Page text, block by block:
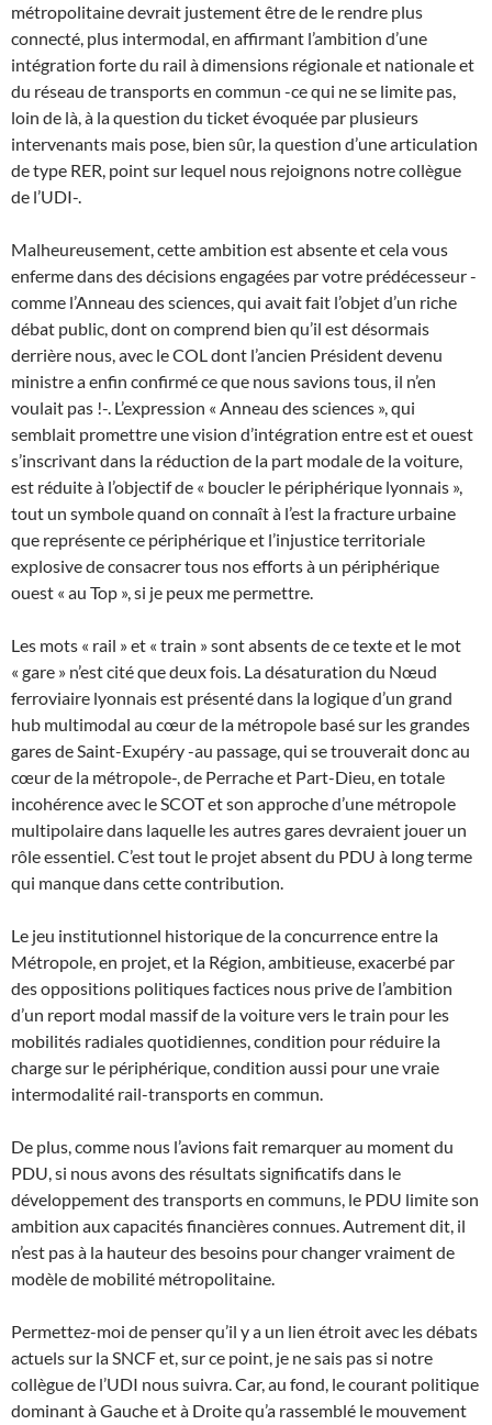
métropolitaine devrait justement être de le rendre plus
connecté, plus intermodal, en affirmant l’ambition d’une
intégration forte du rail à dimensions régionale et nationale et
du réseau de transports en commun -ce qui ne se limite pas,
loin de là, à la question du ticket évoquée par plusieurs
intervenants mais pose, bien sûr, la question d’une articulation
de type RER, point sur lequel nous rejoignons notre collègue
de l’UDI-.
Malheureusement, cette ambition est absente et cela vous
enferme dans des décisions engagées par votre prédécesseur -
comme l’Anneau des sciences, qui avait fait l’objet d’un riche
débat public, dont on comprend bien qu’il est désormais
derrière nous, avec le COL dont l’ancien Président devenu
ministre a enfin confirmé ce que nous savions tous, il n’en
voulait pas !-. L’expression « Anneau des sciences », qui
semblait promettre une vision d’intégration entre est et ouest
s’inscrivant dans la réduction de la part modale de la voiture,
est réduite à l’objectif de « boucler le périphérique lyonnais »,
tout un symbole quand on connaît à l’est la fracture urbaine
que représente ce périphérique et l’injustice territoriale
explosive de consacrer tous nos efforts à un périphérique
ouest « au Top », si je peux me permettre.
Les mots « rail » et « train » sont absents de ce texte et le mot
« gare » n’est cité que deux fois. La désaturation du Nœud
ferroviaire lyonnais est présenté dans la logique d’un grand
hub multimodal au cœur de la métropole basé sur les grandes
gares de Saint-Exupéry -au passage, qui se trouverait donc au
cœur de la métropole-, de Perrache et Part-Dieu, en totale
incohérence avec le SCOT et son approche d’une métropole
multipolaire dans laquelle les autres gares devraient jouer un
rôle essentiel. C’est tout le projet absent du PDU à long terme
qui manque dans cette contribution.
Le jeu institutionnel historique de la concurrence entre la
Métropole, en projet, et la Région, ambitieuse, exacerbé par
des oppositions politiques factices nous prive de l’ambition
d’un report modal massif de la voiture vers le train pour les
mobilités radiales quotidiennes, condition pour réduire la
charge sur le périphérique, condition aussi pour une vraie
intermodalité rail-transports en commun.
De plus, comme nous l’avions fait remarquer au moment du
PDU, si nous avons des résultats significatifs dans le
développement des transports en communs, le PDU limite son
ambition aux capacités financières connues. Autrement dit, il
n’est pas à la hauteur des besoins pour changer vraiment de
modèle de mobilité métropolitaine.
Permettez-moi de penser qu’il y a un lien étroit avec les débats
actuels sur la SNCF et, sur ce point, je ne sais pas si notre
collègue de l’UDI nous suivra. Car, au fond, le courant politique
dominant à Gauche et à Droite qu’a rassemblé le mouvement